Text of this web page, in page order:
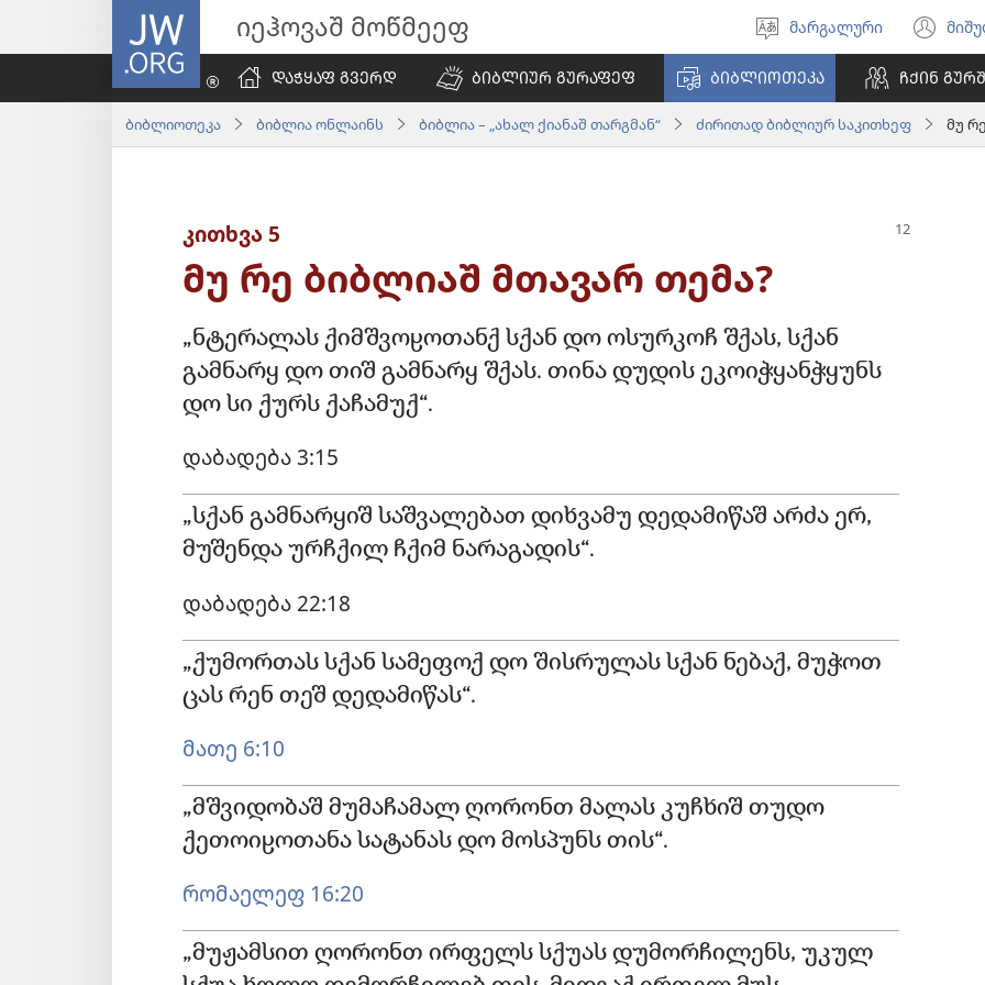
JW.ORG იეჰოვაშ მოწმეეფ
ნინაშ
გიშაგორუა
მარგალური
ᲓᲐᲭᲧᲐᲤ ᲒᲕᲔᲠᲓ
ᲑᲘᲑᲚᲘᲣᲠ ᲒᲣᲠᲐᲤᲔᲤ ᲑᲘᲑᲚᲘᲝᲗᲔᲙᲐ ᲩᲥᲘᲜ
ბიბლიოთეკა ბიბლია ონლაინს ბიბლია – „ახალ ქიანაშ თარგმან“ ძირითად ბიბლიურ საკითხეფ მუ
კითხვა 5
მუ რე ბიბლიაშ მთავარ თემა?
„ნტერალას ქიმშვოჸოთანქ სქან დო ოსურკოჩ შქას, სქან
გამნარყ დო თიშ გამნარყ შქას. თინა დუდის ეკოიჭყანჭყუნს
დო სი ქურს ქაჩამუქ“.
დაბადება 3:15
„სქან გამნარყიშ საშვალებათ დიხვამუ დედამიწაშ არძა ერ,
მუშენდა ურჩქილ ჩქიმ ნარაგადის“.
დაბადება 22:18
„ქუმორთას სქან სამეფოქ დო შისრულას სქან ნებაქ, მუჭოთ
ცას რენ თეშ დედამიწას“.
მათე 6:10
„მშვიდობაშ მუმაჩამალ ღორონთ მალას კუჩხიშ თუდო
ქეთოიჸოთანა სატანას დო მოსპუნს თის“.
რომაელეფ 16:20
„მუჟამსით ღორონთ ირფელს სქუას დუმორჩილენს, უკულ